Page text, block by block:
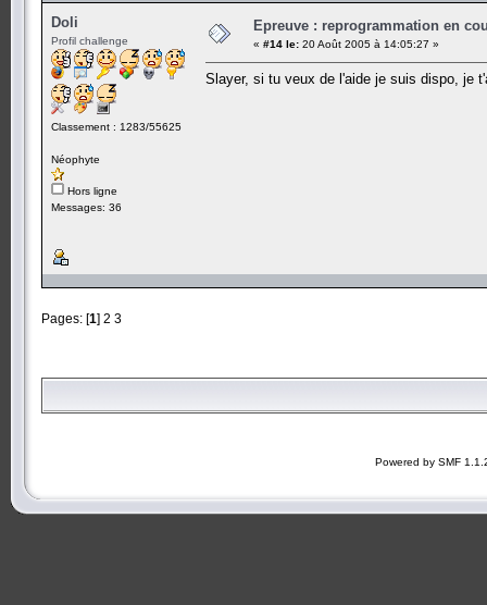
Doli
Profil challenge
Classement : 1283/55625
Néophyte
Hors ligne
Messages: 36
Epreuve : reprogrammation en
« #14 le: 20 Août 2005 à 14:05:27 »
Slayer, si tu veux de l'aide je suis dispo, je
Pages: [1] 2 3
Powered by SMF